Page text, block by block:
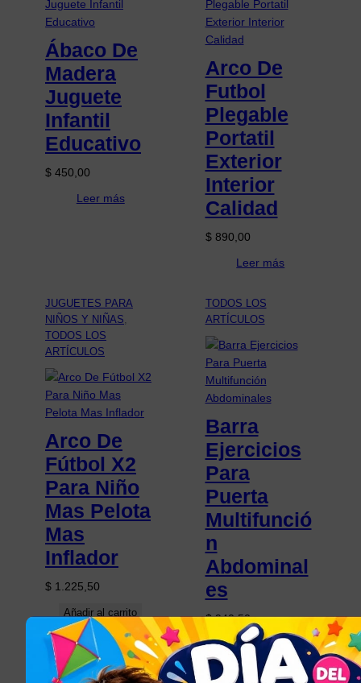
Ábaco De
Madera
Juguete
Infantil
Educativo
$ 450,00
Leer más
Arco De
Futbol
Plegable
Portatil
Exterior
Interior
Calidad
$890,00
Leer más
JUGUETES PARA
NIÑOS Y NIÑAS
TODOS LOS
ARTÍCULOS
Arco De
Fútbol X2
Para Niño
Mas Pelota
Mas
Inflador
$ 1.225,50
Añadir al carrito
TODOS LOS
ARTÍCULOS
Barra
Ejercicios
Para
Puerta
Multifunció
n
Abdominal
es
$940,50
Añadir al carrito